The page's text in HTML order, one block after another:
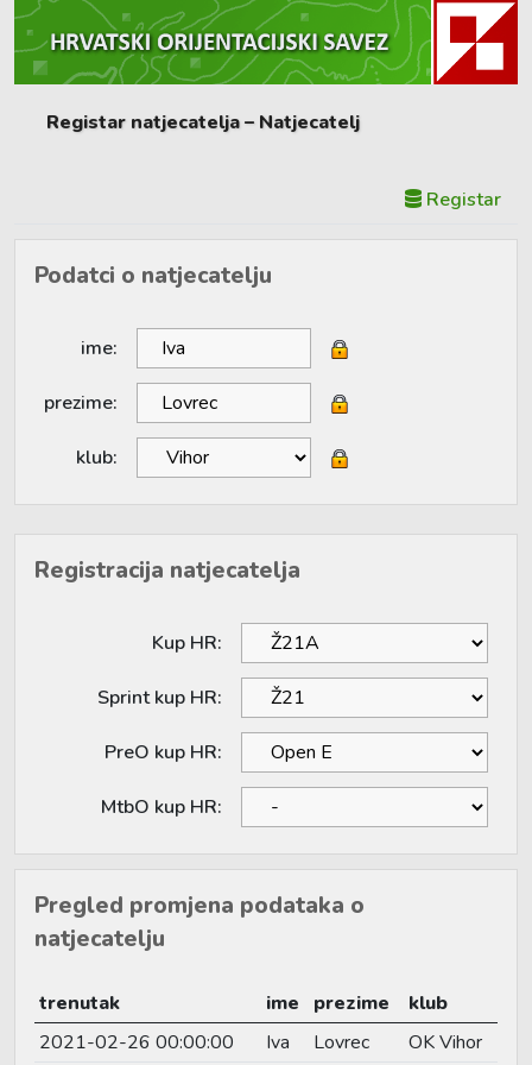
Registar natjecatelja – Natjecatelj
Registar
Podatci o natjecatelju
ime:
prezime:
klub:
Registracija natjecatelja
Kup HR:
Sprint kup HR:
PreO kup HR:
MtbO kup HR:
Pregled promjena podataka o
natjecatelju
trenutak ime prezime
klub
2021-02-26 00:00:00
Iva Lovrec OK Vihor